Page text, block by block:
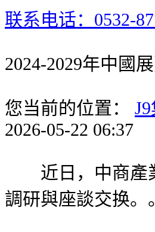
联系电话：0532-
2024-2029年中國
您当前的位置：
2026-05-22 06:37
近日，中商產業
調研與座談交换。